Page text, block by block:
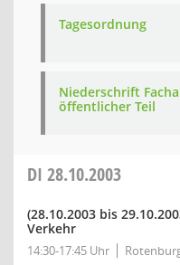
Tagesordnung
Niederschrift
öffentlicher Teil
DI 28.10.2003
(28.10.2003 bis
Verkehr
14:30-17:45 Uhr